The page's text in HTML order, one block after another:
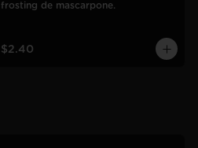
frosting de mascarpone.
$2.40